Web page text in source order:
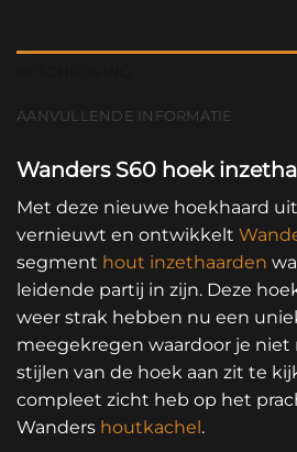
AANVULLENDE INFORMATIE
Wanders S60 hoek
Met deze nieuwe hoekhaard
vernieuwt en ontwikkelt
segment hout inzethaarden
leidende partij in zijn. Deze
weer strak hebben nu een
meegekregen waardoor je
stijlen van de hoek aan zit te
compleet zicht heb op het
Wanders houtkachel.